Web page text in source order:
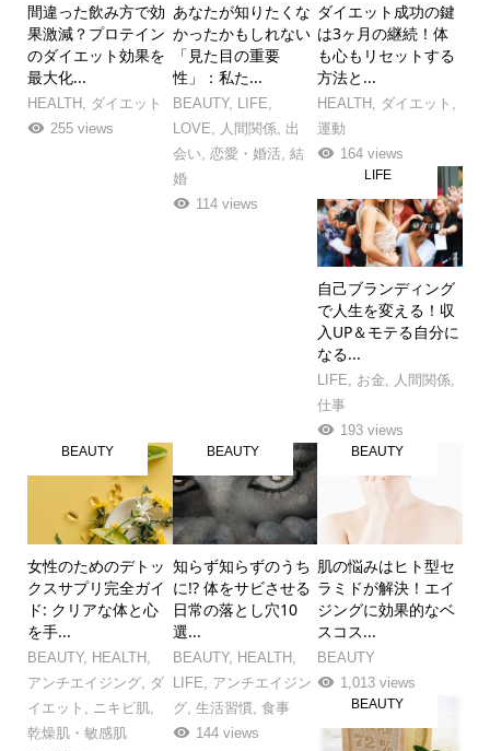
間違った飲み方で効
果激減？プロテイン
のダイエット効果を
最大化...
HEALTH , ダイエット
255 views
あなたが知りたくな
かったかもしれない
「見た目の重要
性」：私た...
BEAUTY, LIFE,
LOVE, 人間関係, 出
会い, 恋愛・婚活, 結
婚
114 views
ダイエット成功の鍵
は3ヶ月の継続！体
も心もリセットする
方法と...
HEALTH , ダイエット ,
運動
164 views
自己ブランディング
で人生を変える！収
入UP＆モテる自分に
なる...
LIFE, お金, 人間関係,
仕事
193 views
LIFE
女性のためのデトッ
クスサプリ完全ガイ
ド: クリアな体と心
を手...
BEAUTY, HEALTH,
アンチエイジング,
ダ
イエット
ニキビ肌,
乾燥肌・敏感肌
BEAUTY
知らず知らずのうち
に!? 体をサビさせる
日常の落とし穴10
選...
BEAUTY, HEALTH,
LIFE
アンチエイジン
グ, 生活習慣, 食事
144 views
BEAUTY
肌の悩みはヒト型セ
ラミドが解決！エイ
ジングに効果的なベ
スコス...
BEAUTY
1,013 views
BEAUTY
BEAUTY